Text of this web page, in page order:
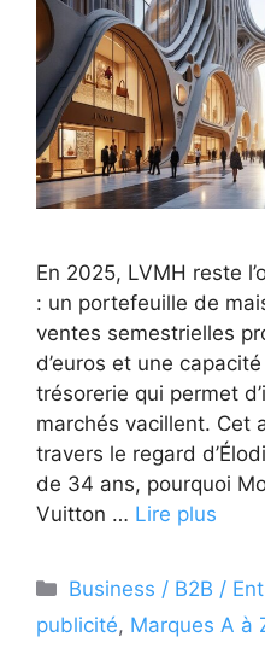
En 2025, LVMH reste
: un portefeuille de
ventes semestrielles
d’euros et une
trésorerie qui permet
marchés vacillent. Cet
travers le regard
de 34 ans, pourquoi
Vuitton … Lire plus
Catégories
Business / B2B /
publicité, Marques A à